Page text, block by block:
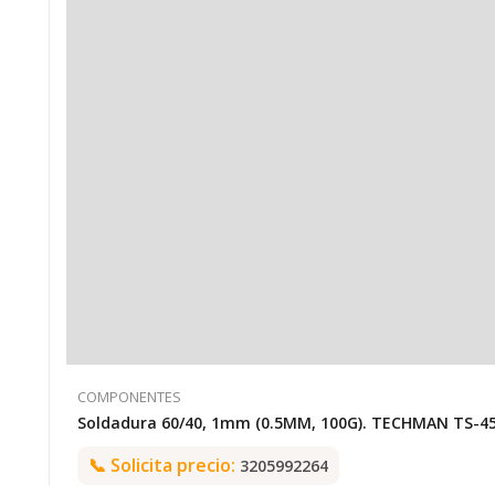
COMPONENTES
Soldadura 60/40, 1mm (0.5MM, 100G). TECHMAN
📞 Solicita precio: 3205992264